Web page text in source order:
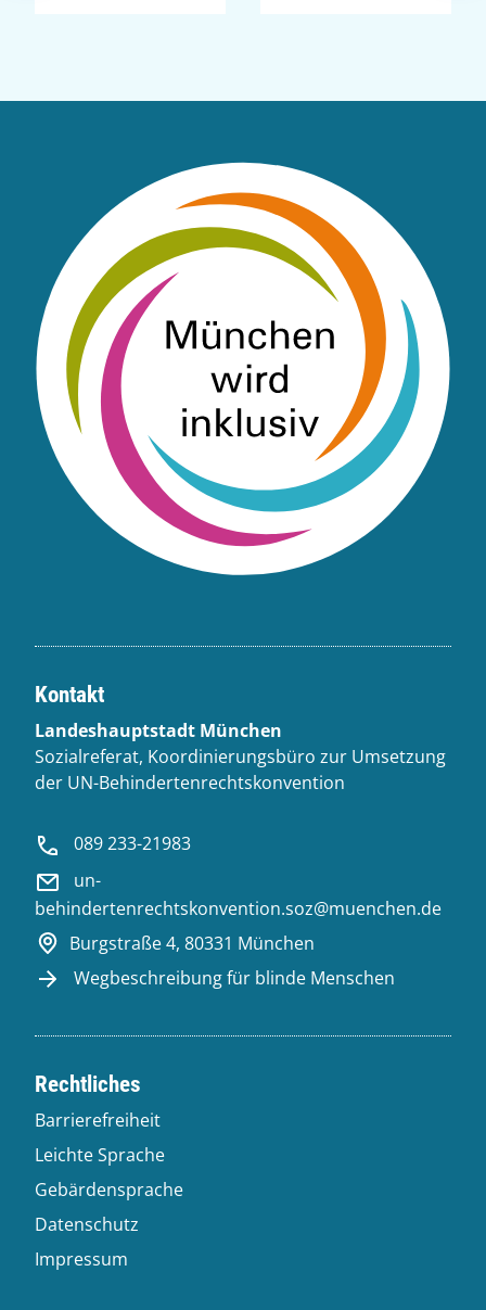
Kontakt
Landeshauptstadt München
Sozialreferat, Koordinierungsbüro zur Umsetzung
der UN-Behindertenrechtskonvention
089 233-21983
un-
behindertenrechtskonvention.soz@muenchen.de
Burgstraße 4, 80331 München
Wegbeschreibung für blinde Menschen
Rechtliches
Barrierefreiheit
Leichte Sprache
Gebärdensprache
Datenschutz
Impressum